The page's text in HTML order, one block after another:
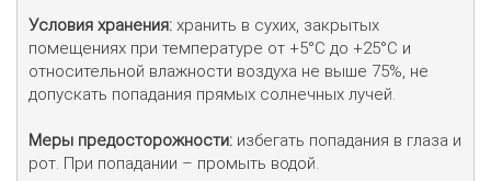
Условия хранения: хранить в сухих, закрытых
помещениях при температуре от +5°С до +25°С и
относительной влажности воздуха не выше 75%, не
допускать попадания прямых солнечных лучей.
Меры предосторожности: избегать попадания в глаза и
рот. При попадании – промыть водой.